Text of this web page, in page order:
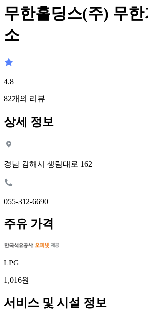
무한홀딩스(주) 무한
소
4.8
82개의 리뷰
상세 정보
경남 김해시 생림대로 162
055-312-6690
주유 가격
LPG
1,016원
서비스 및 시설 정보